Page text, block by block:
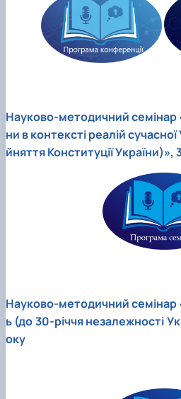
Науково-методичний
ни в контексті реалій
йняття Конституції України)»,
Науково-методичний семінар
ь (до 30-річчя незалежності
оку